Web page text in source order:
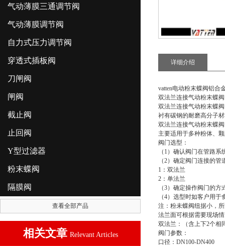
气动薄膜三通调节阀
气动薄膜调节阀
自力式压力调节阀
穿透式插板阀
刀闸阀
闸阀
截止阀
止回阀
Y型过滤器
粉末蝶阀
隔膜阀
查看全部产品
相关文章 Relevant Articles
详细介绍
vatten电动粉末蝶阀铝合
双法兰连接气动粉末蝶
双法兰连接气动粉末蝶
衬有碳钢的耐磨高分子
双法兰连接气动粉末蝶
主要适用于多种粉体、
阀门选型：
（1）确认阀门在管路
（2）确定阀门连接的
1：双法兰
2：单法兰
（3）确定操作阀门的
（4）选型时如客户用
注：粉未蝶阀纽据小，
法兰面可根据需要现场
双法兰：（含上下2个相
阀门参数：
口径：DN100-DN400